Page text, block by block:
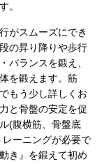
。
がスムーズにでき
の昇り降りや歩行
バランスを鍛え、
を鍛えます。筋
もう少し詳しくお
と骨盤の安定を促
(腹横筋、骨盤底
ーニングが必要で
き』を鍛えて初め